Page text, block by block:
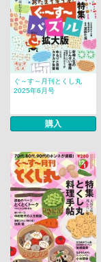
ぐ～す～月刊とくし丸
2025年6月号
購入